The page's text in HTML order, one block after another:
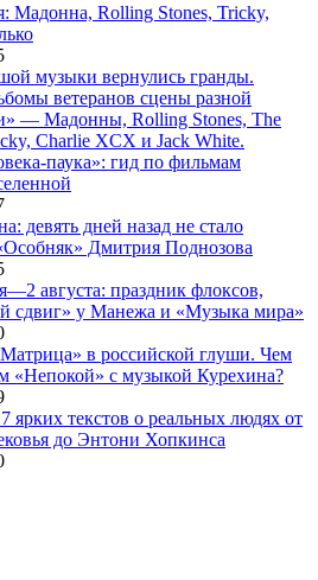
Мадонна, Rolling Stones, Tricky,
музыки вернулись гранды.
ветеранов сцены разной
— Мадонны, Rolling Stones, The
Charlie XCX и Jack White.
паука»: гид по фильмам
девять дней назад не стало
Дмитрия Поднозова
августа: праздник флоксов,
сдвиг» у Манежа и «Музыка мира»
в российской глуши. Чем
«Непокой» с музыкой Курехина?
ярких текстов о реальных людях от
до Энтони Хопкинса